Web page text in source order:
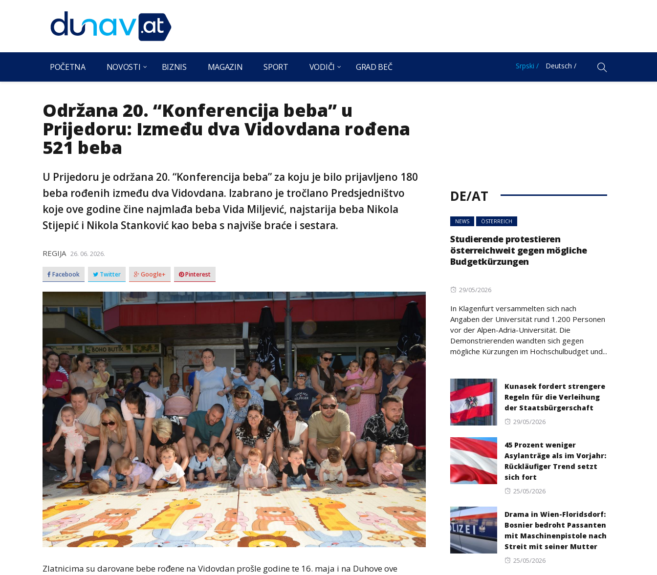
POČETNA NOVOSTI BIZNIS MAGAZIN SPORT VODIČI GRAD BEČ Srpski / Deutsch /
Održana 20. “Konferencija beba” u
Prijedoru: Između dva Vidovdana rođena
521 beba
U Prijedoru je održana 20. “Konferencija beba” za koju je bilo prijavljeno 180
beba rođenih između dva Vidovdana. Izabrano je tročlano Predsjedništvo
koje ove godine čine najmlađa beba Vida Miljević, najstarija beba Nikola
Stijepić i Nikola Stanković kao beba s najviše braće i sestara.
REGIJA 26. 06. 2026.
Facebook Twitter Google+ Pinterest
Zlatnicima su darovane bebe rođene na Vidovdan prošle godine te 16. maja i na Duhove ove
DE/AT
NEWS ÖSTERREICH
Studierende protestieren
österreichweit gegen mögliche
Budgetkürzungen
Posted
29/05/2026
In Klagenfurt versammelten sich nach
Angaben der Universität rund 1.200 Personen
vor der Alpen-Adria-Universität. Die
Demonstrierenden wandten sich gegen
mögliche Kürzungen im Hochschulbudget und...
Kunasek fordert strengere
Regeln für die Verleihung
der Staatsbürgerschaft
Posted
29/05/2026
45 Prozent weniger
Asylanträge als im Vorjahr:
Rückläufiger Trend setzt
sich fort
Posted
25/05/2026
Drama in Wien-Floridsdorf:
Bosnier bedroht Passanten
mit Maschinenpistole nach
Streit mit seiner Mutter
Posted
25/05/2026